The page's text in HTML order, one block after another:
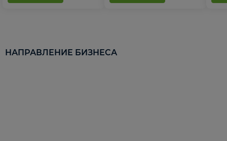
НАПРАВЛЕНИЕ БИЗНЕСА